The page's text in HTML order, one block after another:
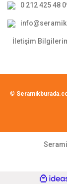
0 212 425 48
İletişim
©